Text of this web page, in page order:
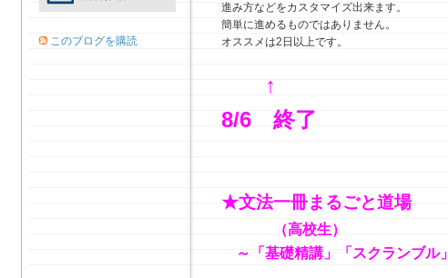
進み方などをカスタマイズ出来ます。
簡単に進めるものではありません。
オススメは2日以上です。
↑
8/6 終了
★文法一冊まるごと道場
（高校生）
～「基礎精講」「スクランブル」
このブログを購読